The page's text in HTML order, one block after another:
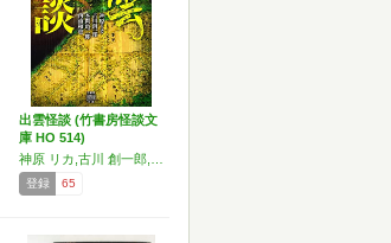
出雲怪談 (竹書房怪談文
庫 HO 514)
登録 65